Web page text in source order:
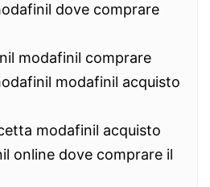
dove comprare
modafinil comprare
modafinil acquisto
modafinil acquisto
online dove comprare il